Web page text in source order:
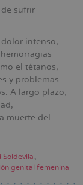
sufrir
intenso,
el tétanos,
y problemas
A largo plazo,
muerte del
Soldevila
genital femenina